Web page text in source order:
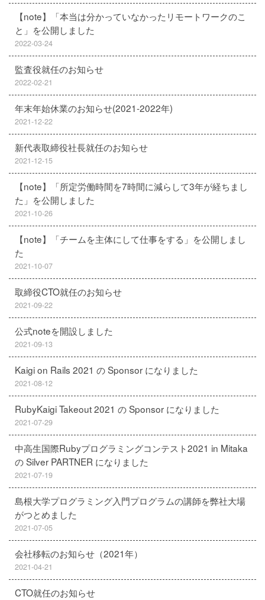
【note】「本当は分かっていなかったリモートワークのこ
と」を公開しました
2022-03-24
監査役就任のお知らせ
2022-02-21
年末年始休業のお知らせ(2021-2022年)
2021-12-22
新代表取締役社長就任のお知らせ
2021-12-15
【note】「所定労働時間を7時間に減らして3年が経ちまし
た」を公開しました
2021-10-26
【note】「チームを主体にして仕事をする」を公開しまし
た
2021-10-07
取締役CTO就任のお知らせ
2021-09-22
公式noteを開設しました
2021-09-13
Kaigi on Rails 2021 の Sponsor になりました
2021-08-12
RubyKaigi Takeout 2021 の Sponsor になりました
2021-07-29
中高生国際Rubyプログラミングコンテスト2021 in Mitaka
の Silver PARTNER になりました
2021-07-19
島根大学プログラミング入門プログラムの講師を弊社大場
がつとめました
2021-07-05
会社移転のお知らせ（2021年）
2021-04-21
CTO就任のお知らせ